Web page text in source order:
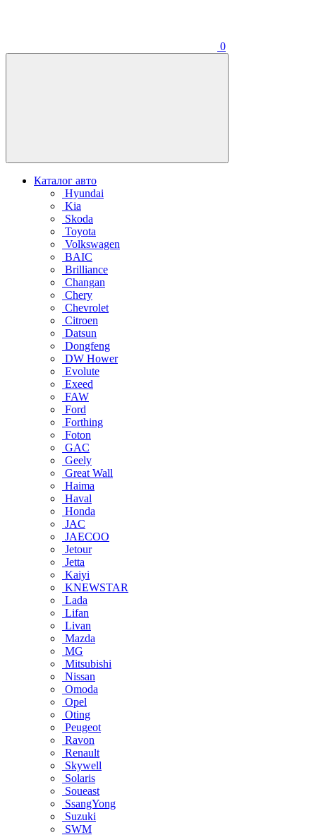
0
Каталог авто
Hyundai
Kia
Skoda
Toyota
Volkswagen
BAIC
Brilliance
Changan
Chery
Chevrolet
Citroen
Datsun
Dongfeng
DW Hower
Evolute
Exeed
FAW
Ford
Forthing
Foton
GAC
Geely
Great Wall
Haima
Haval
Honda
JAC
JAECOO
Jetour
Jetta
Kaiyi
KNEWSTAR
Lada
Lifan
Livan
Mazda
MG
Mitsubishi
Nissan
Omoda
Opel
Oting
Peugeot
Ravon
Renault
Skywell
Solaris
Soueast
SsangYong
Suzuki
SWM